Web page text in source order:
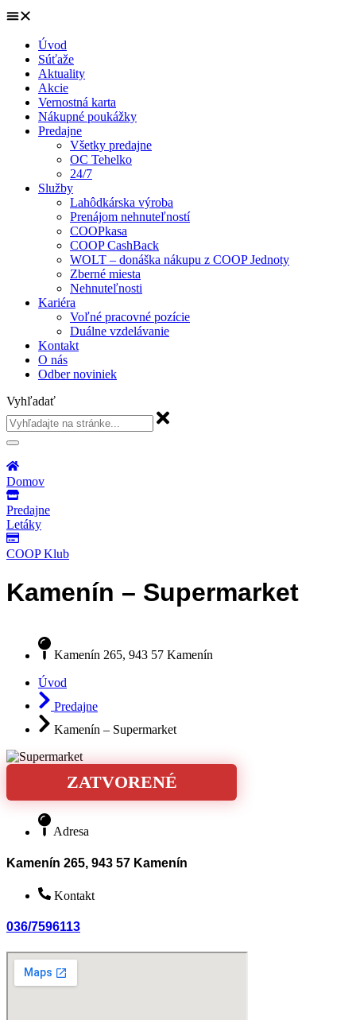
Úvod
Súťaže
Aktuality
Akcie
Vernostná karta
Nákupné poukážky
Predajne
Všetky predajne
OC Tehelko
24/7
Služby
Lahôdkárska výroba
Prenájom nehnuteľností
COOPkasa
COOP CashBack
WOLT – donáška nákupu z COOP Jednoty
Zberné miesta
Nehnuteľnosti
Kariéra
Voľné pracovné pozície
Duálne vzdelávanie
Kontakt
O nás
Odber noviniek
Vyhľadať
Domov
Predajne
Letáky
COOP Klub
Kamenín – Supermarket
Kamenín 265, 943 57 Kamenín
Úvod
Predajne
Kamenín – Supermarket
ZATVORENÉ
Adresa
Kamenín 265, 943 57 Kamenín
Kontakt
036/7596113